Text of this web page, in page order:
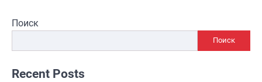
Поиск
Поиск
Recent Posts